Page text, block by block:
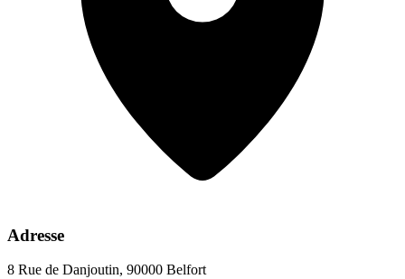
Adresse
8 Rue de Danjoutin, 90000 Belfort